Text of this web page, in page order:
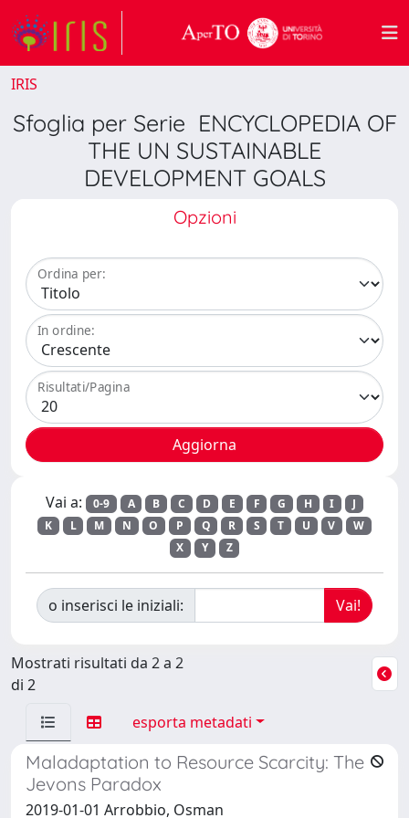
IRIS
Sfoglia per Serie ENCYCLOPEDIA OF
THE UN SUSTAINABLE
DEVELOPMENT GOALS
Opzioni
Ordina per:
In ordine:
Risultati/Pagina
Vai a: 0-9 A B C D E F G H I
J
K
L M N O P Q R S T U V
W
X
Y Z
o inserisci le iniziali:
Mostrati risultati da 2 a 2
di 2
esporta metadati
Maladaptation to Resource Scarcity: The
Jevons Paradox
2019-01-01 Arrobbio, Osman